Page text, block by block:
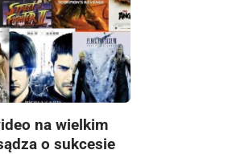
na wielkim
o sukcesie